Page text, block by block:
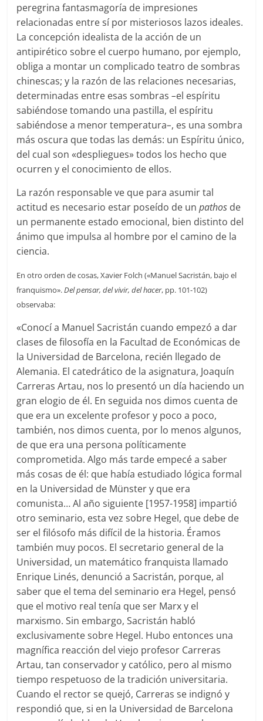
peregrina fantasmagoría de impresiones
relacionadas entre sí por misteriosos lazos ideales.
La concepción idealista de la acción de un
antipirético sobre el cuerpo humano, por ejemplo,
obliga a montar un complicado teatro de sombras
chinescas; y la razón de las relaciones necesarias,
determinadas entre esas sombras–el espíritu
sabiéndose tomando una pastilla, el espíritu
sabiéndose a menor temperatura–, es una sombra
más oscura que todas las demás: un Espíritu único,
del cual son «despliegues» todos los hecho que
ocurren y el conocimiento de ellos.
La razón responsable ve que para asumir tal
actitud es necesario estar poseído de unpathos de
un permanente estado emocional, bien distinto del
ánimo que impulsa al hombre por el camino de la
ciencia.
En otro orden de cosas, Xavier Folch («Manuel Sacristán, bajo el
franquismo».Del pensar, del vivir, del hacer, pp. 101-102)
observaba:
«Conocí a Manuel Sacristán cuando empezó a dar
clases de filosofía en la Facultad de Económicas de
la Universidad de Barcelona, recién llegado de
Alemania. El catedrático de la asignatura, Joaquín
Carreras Artau, nos lo presentó un día haciendo un
gran elogio de él. En seguida nos dimos cuenta de
que era un excelente profesor y poco a poco,
también, nos dimos cuenta, por lo menos algunos,
de que era una persona políticamente
comprometida. Algo más tarde empecé a saber
más cosas de él: que había estudiado lógica formal
en la Universidad de Münster y que era
comunista… Al año siguiente [1957-1958] impartió
otro seminario, esta vez sobre Hegel, que debe de
ser el filósofo más difícil de la historia. Éramos
también muy pocos. El secretario general de la
Universidad, un matemático franquista llamado
Enrique Linés, denunció a Sacristán, porque, al
saber que el tema del seminario era Hegel, pensó
que el motivo real tenía que ser Marx y el
marxismo. Sin embargo, Sacristán habló
exclusivamente sobre Hegel. Hubo entonces una
magnífica reacción del viejo profesor Carreras
Artau, tan conservador y católico, pero al mismo
tiempo respetuoso de la tradición universitaria.
Cuando el rector se quejó, Carreras se indignó y
respondió que, si en la Universidad de Barcelona